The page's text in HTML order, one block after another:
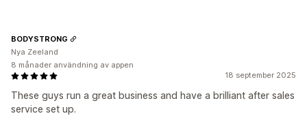
18 september 2025
These guys run a great business and have a brilliant after sales
service set up.
BODYSTRONG
Nya Zeeland
8 månader användning av appen